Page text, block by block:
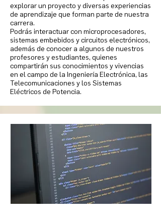
explorar un proyecto y diversas experiencias
de aprendizaje que forman parte de nuestra
carrera.
Podrás interactuar con microprocesadores,
sistemas embebidos y circuitos electrónicos,
además de conocer a algunos de nuestros
profesores y estudiantes, quienes
compartirán sus conocimientos y vivencias
en el campo de la Ingeniería Electrónica, las
Telecomunicaciones y los Sistemas
Eléctricos de Potencia.